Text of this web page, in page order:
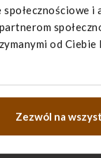
i
od Ciebie
Zezwól na
zaburzyć
Po
mogą uderzyć
utraconego